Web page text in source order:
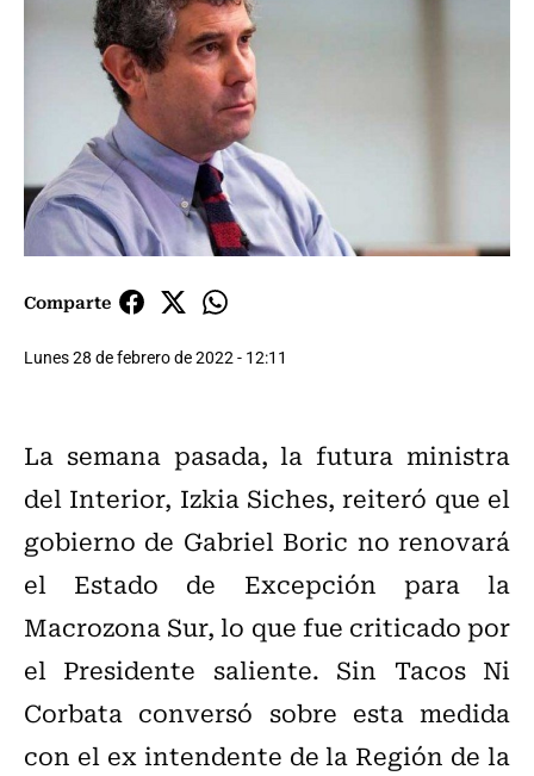
Comparte
Lunes 28 de febrero de 2022 - 12:11
La semana pasada, la futura ministra
del Interior, Izkia Siches, reiteró que el
gobierno de Gabriel Boric no renovará
el Estado de Excepción para la
Macrozona Sur, lo que fue criticado por
el Presidente saliente. Sin Tacos Ni
Corbata conversó sobre esta medida
con el ex intendente de la Región de la